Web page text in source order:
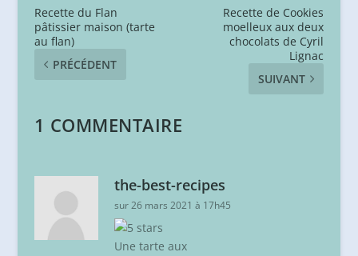
Recette du Flan
pâtissier maison (tarte
au flan)
PRÉCÉDENT
Recette de Cookies
moelleux aux deux
chocolats de Cyril
Lignac
SUIVANT
1 COMMENTAIRE
the-best-recipes
sur 26 mars 2021 à 17h45
Une tarte aux